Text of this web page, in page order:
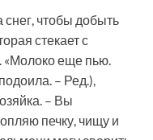
чтобы добыть
стекает с
«Молоко еще пью.
– Ред.),
– Вы
печку, чищу и